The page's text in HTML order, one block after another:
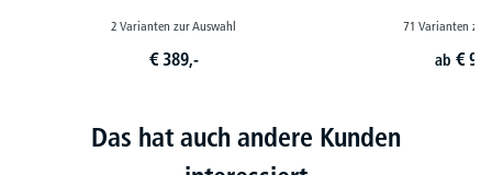
2 Varianten zur Auswahl
€ 389,-
71 Varianten zur
ab € 99,
Das hat auch andere Kunden